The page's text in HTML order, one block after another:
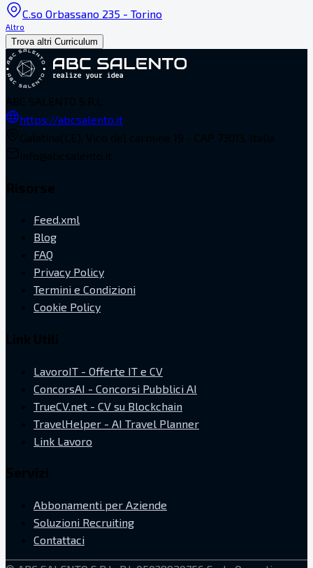
C.so Orbassano 235 - Torino
Altro
Trova altri Curriculum
https://abcsalento.it
Feed.xml
Blog
FAQ
Privacy Policy
Termini e Condizioni
Cookie Policy
LavoroIT - Offerte IT e CV
ConcorsAI - Concorsi Pubblici AI
TrueCV.net - CV su Blockchain
TravelHelper - AI Travel Planner
Link Lavoro
Abbonamenti per Aziende
Soluzioni Recruiting
Contattaci